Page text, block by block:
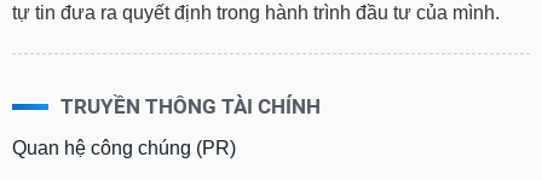
tự tin đưa ra quyết định trong hành trình đầu tư của mình.
TRUYỀN THÔNG TÀI CHÍNH
Quan hệ công chúng (PR)